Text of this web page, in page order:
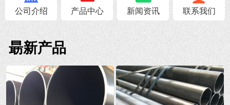
无锡不锈钢焊管原料的加工性能
公司介绍 产品中心 新闻资讯 联系我们
朂新产品